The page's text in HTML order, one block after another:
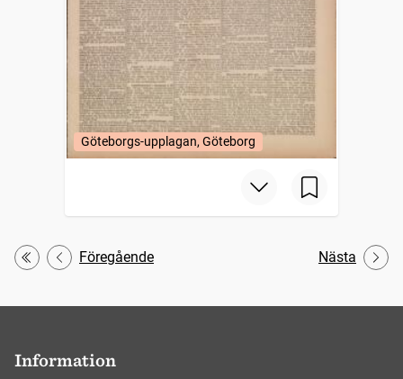
Göteborgs-upplagan, Göteborg
Första
Föregående Nästa
Information